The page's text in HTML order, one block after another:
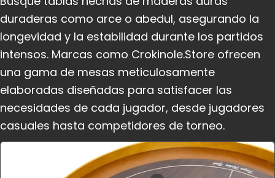
duraderas como arce o abedul, asegurando la
longevidad y la estabilidad durante los partidos
intensos. Marcas como Crokinole.Store ofrecen
una gama de mesas meticulosamente
elaboradas diseñadas para satisfacer las
necesidades de cada jugador, desde jugadores
casuales hasta competidores de torneo.